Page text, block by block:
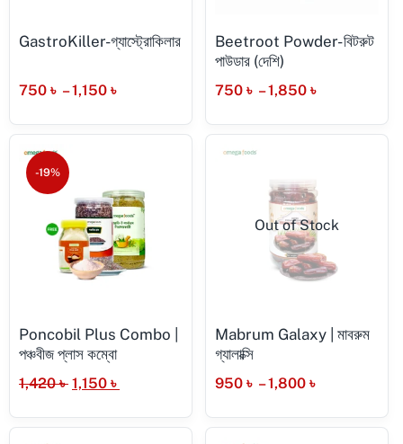
GastroKiller-গ্যাস্ট্রোকিলার
750 ৳ – 1,150 ৳
Beetroot Powder- বিটরুট
পাউডার (দেশি)
750 ৳ – 1,850 ৳
-19%
Poncobil Plus Combo |
পঞ্চবীজ প্লাস কম্বো
1,420৳ 1,150 ৳
Out of Stock
Mabrum Galaxy | মাবরুম
গ্যালাক্সি
950 ৳ – 1,800 ৳